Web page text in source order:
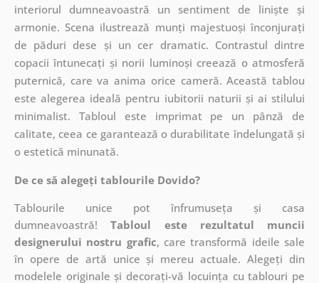
interiorul dumneavoastră un sentiment de liniște și
armonie. Scena ilustrează munți majestuoși înconjurați
de păduri dese și un cer dramatic. Contrastul dintre
copacii întunecați și norii luminoși creează o atmosferă
puternică, care va anima orice cameră. Această tablou
este alegerea ideală pentru iubitorii naturii și ai stilului
minimalist. Tabloul este imprimat pe un pânză de
calitate, ceea ce garantează o durabilitate îndelungată și
o estetică minunată.
De ce să alegeți tablourile Dovido?
Tablourile unice pot înfrumuseța și casa
dumneavoastră!Tabloul este rezultatul muncii
designerului nostru grafic, caretransformă ideile sale
în opere de artă unice și mereu actuale. Alegeți din
modelele originale și decorați-vă locuința cu tablouri pe